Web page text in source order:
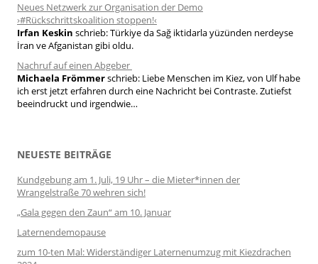
Neues Netzwerk zur Organisation der Demo
›#Rückschrittskoalition stoppen!‹
Irfan Keskin schrieb:Türkiye da Sağ iktidarla yüzünden nerdeyse
İran ve Afganistan gibi oldu.
Nachruf auf einen Abgeber
Michaela Frömmerschrieb: Liebe Menschen im Kiez, von Ulf habe
ich erst jetzt erfahren durch eine Nachricht bei Contraste. Zutiefst
beeindruckt und irgendwie…
NEUESTE BEITRÄGE
Kundgebung am 1. Juli, 19 Uhr – die Mieter*innen der
Wrangelstraße 70 wehren sich!
„Gala gegen den Zaun“ am 10. Januar
Laternendemopause
zum 10-ten Mal: Widerständiger Laternenumzug mit Kiezdrachen